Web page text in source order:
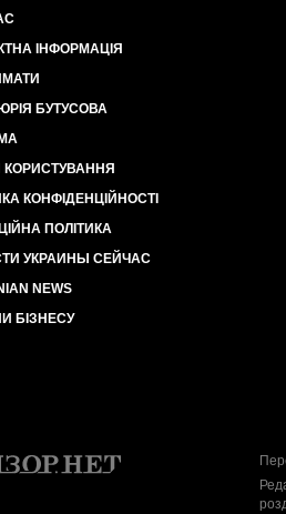
ІНФОРМАЦІЯ
БУТУСОВА
КОНФІДЕНЦІЙНОСТІ
ПОЛІТИКА
УКРАИНЫ СЕЙЧАС
NEWS
БІЗНЕСУ